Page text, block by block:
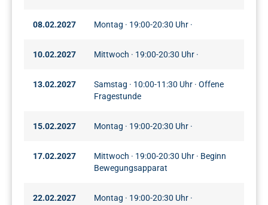
08.02.2027 Montag · 19:00-20:30 Uhr ·
10.02.2027 Mittwoch · 19:00-20:30 Uhr ·
13.02.2027
Samstag · 10:00-11:30 Uhr · Offene
Fragestunde
15.02.2027 Montag · 19:00-20:30 Uhr ·
17.02.2027
Mittwoch · 19:00-20:30 Uhr · Beginn
Bewegungsapparat
22.02.2027 Montag · 19:00-20:30 Uhr ·